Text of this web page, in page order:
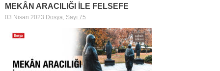
MEKÂN ARACILIĞI İLE FELSEFE
03 Nisan 2023 Dosya, Sayı 75